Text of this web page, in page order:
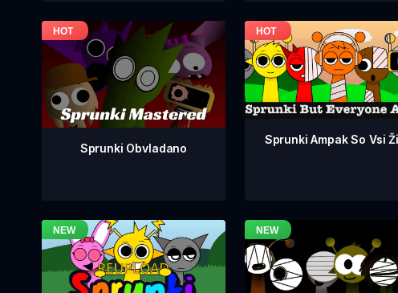
Sprunki Obvladano
Sprunki Ampak So Vsi